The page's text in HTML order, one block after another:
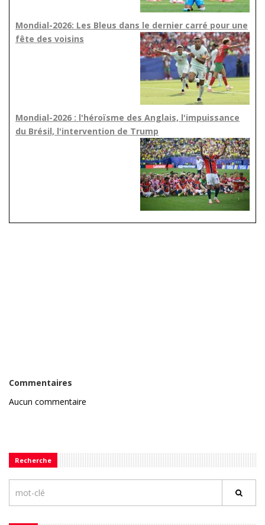
Mondial-2026: Les Bleus dans le dernier carré pour une
fête des voisins
Mondial-2026 : l'héroïsme des Anglais, l'impuissance
du Brésil, l'intervention de Trump
Commentaires
Aucun commentaire
Recherche